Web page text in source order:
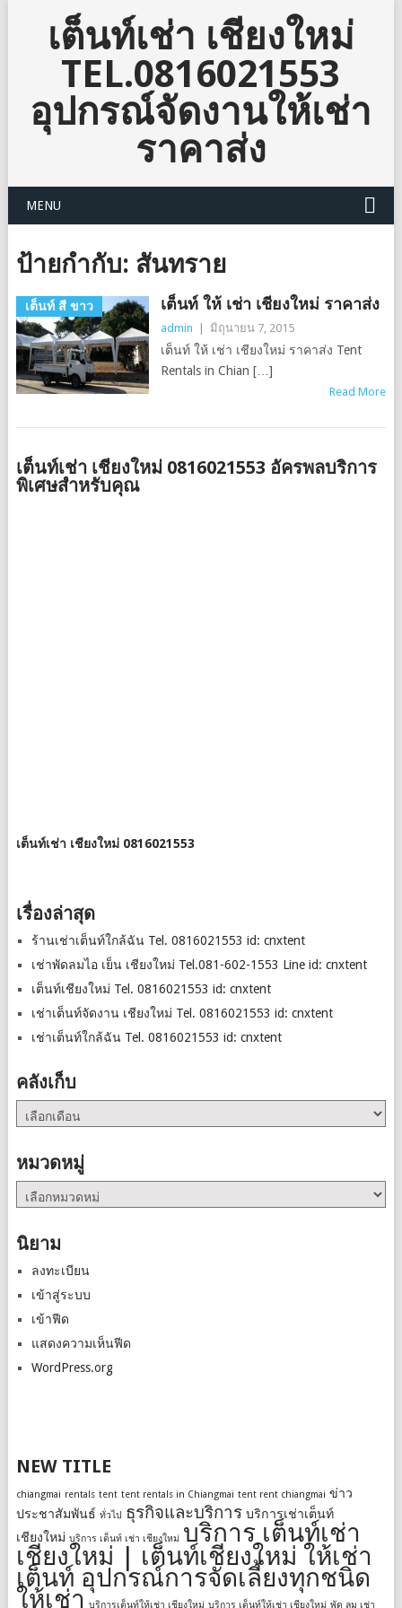
เต็นท์เช่า เชียงใหม่
TEL.0816021553
อุปกรณ์จัดงานให้เช่า
ราคาส่ง
MENU
ป้ายกำกับ: สันทราย
เต็นท์ สี ขาว เต็นท์ ให้ เช่า เชียงใหม่ ราคาส่ง
admin มิถุนายน 7, 2015
เต็นท์ ให้ เช่า เชียงใหม่ ราคาส่ง Tent
Rentals in Chian […]
Read More
เต็นท์เช่า เชียงใหม่ 0816021553 อัครพลบริการ
พิเศษสำหรับคุณ
เต็นท์เช่า เชียงใหม่ 0816021553
เรื่องล่าสุด
ร้านเช่าเต็นท์ใกล้ฉัน Tel. 0816021553 id: cnxtent
เช่าพัดลมไอ เย็น เชียงใหม่ Tel.081-602-1553 Line id: cnxtent
เต็นท์เชียงใหม่ Tel. 0816021553 id: cnxtent
เช่าเต็นท์จัดงาน เชียงใหม่ Tel. 0816021553 id: cnxtent
เช่าเต็นท์ใกล้ฉัน Tel. 0816021553 id: cnxtent
คลังเก็บ
คลัง
เก็บ
หมวดหมู่
หมวด
หมู่
นิยาม
ลงทะเบียน
เข้าสู่ระบบ
เข้าฟีด
แสดงความเห็นฟีด
WordPress.org
NEW TITLE
chiangmai rentals tent tent rentals in Chiangmai tent rent chiangmai ข่าว
ประชาสัมพันธ์ ทั่วไป ธุรกิจและบริการ บริการเช่าเต็นท์
เชียงใหม่ บริการ เต็นท์ เช่า เชียงใหม่ บริการ เต็นท์เช่า
เชียงใหม่ | เต็นท์เชียงใหม่ ให้เช่า
เต็นท์ อุปกรณ์การจัดเลี้ยงทุกชนิด
ให้เช่า บริการเต็นท์ให้เช่า เชียงใหม่ บริการ เต็นท์ให้เช่า เชียงใหม่ พัด ลม เช่า